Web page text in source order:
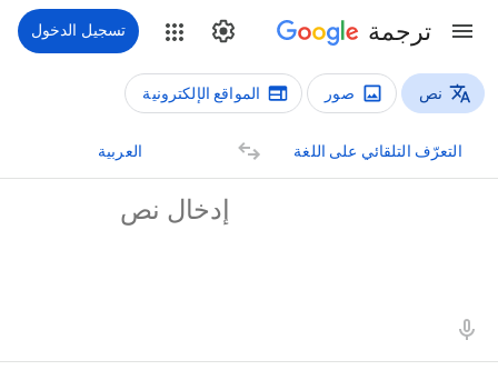
ترجمة تسجيل الدخول
أنواع الترجمة
نص صور المواقع الإلكترونية
التعرّف التلقائي على اللغة العربية